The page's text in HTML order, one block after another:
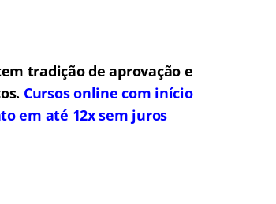
tradição de aprovação e
Cursos online com início
em até 12x sem juros